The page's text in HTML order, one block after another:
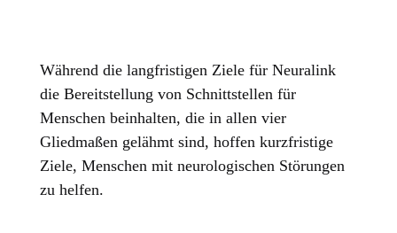
Während die langfristigen Ziele für Neuralink
die Bereitstellung von Schnittstellen für
Menschen beinhalten, die in allen vier
Gliedmaßen gelähmt sind, hoffen kurzfristige
Ziele, Menschen mit neurologischen Störungen
zu helfen.